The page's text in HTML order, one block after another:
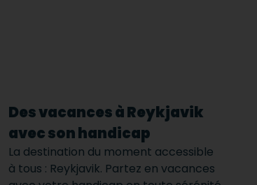
Des vacances à Reykjavik
avec son handicap
La destination du moment accessible
à tous : Reykjavik. Partez en vacances